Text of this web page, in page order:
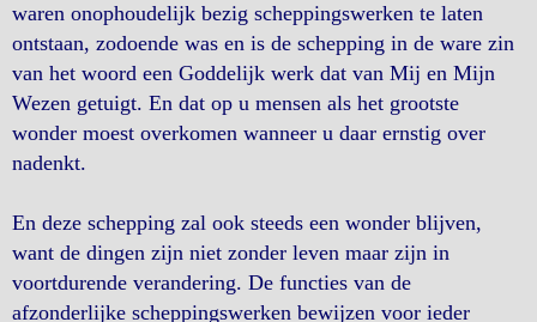
waren onophoudelijk bezig scheppingswerken te laten
ontstaan, zodoende was en is de schepping in de ware zin
van het woord een Goddelijk werk dat van Mij en Mijn
Wezen getuigt. En dat op u mensen als het grootste
wonder moest overkomen wanneer u daar ernstig over
nadenkt.
En deze schepping zal ook steeds een wonder blijven,
want de dingen zijn niet zonder leven maar zijn in
voortdurende verandering. De functies van de
afzonderlijke scheppingswerken bewijzen voor ieder